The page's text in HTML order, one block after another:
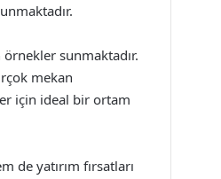
sunmaktadır.
mekan
için ideal bir ortam
de yatırım fırsatları